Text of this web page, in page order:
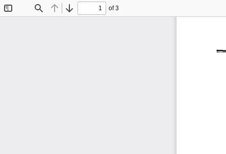
Find Previous
Next
of 3